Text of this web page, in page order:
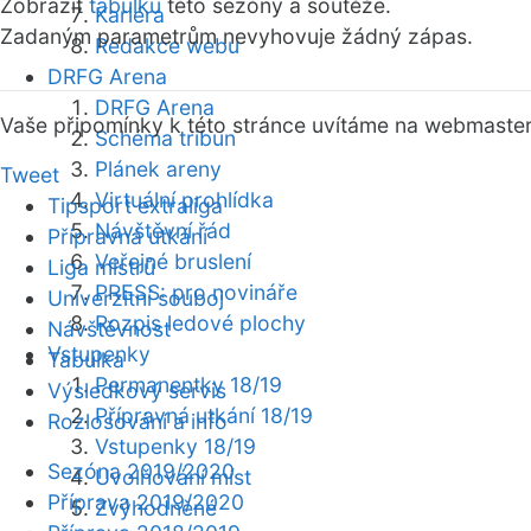
Kariéra
Redakce webu
DRFG Arena
DRFG Arena
Schéma tribun
Plánek areny
Virtuální prohlídka
Návštěvní řád
Veřejné bruslení
PRESS: pro novináře
Rozpis ledové plochy
Vstupenky
Permanentky 18/19
Přípravná utkání 18/19
Vstupenky 18/19
Uvolňování míst
Zvýhodněné
Zobrazit tabulku této sezóny a soutěže.
Zadaným parametrům nevyhovuje žádný zápas.
Vaše připomínky k této stránce uvítáme na webmaster
Tweet
Tipsport extraliga
Přípravná utkání
Liga mistrů
Univerzitní souboj
Návštěvnost
Tabulka
Výsledkový servis
Rozlosování a info
Sezóna 2019/2020
Příprava 2019/2020